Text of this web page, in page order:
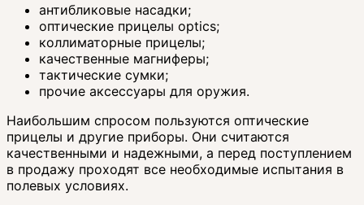
антибликовые насадки;
оптические прицелы optics;
коллиматорные прицелы;
качественные магниферы;
тактические сумки;
прочие аксессуары для оружия.
Наибольшим спросом пользуются оптические
прицелы и другие приборы. Они считаются
качественными и надежными, а перед поступлением
в продажу проходят все необходимые испытания в
полевых условиях.